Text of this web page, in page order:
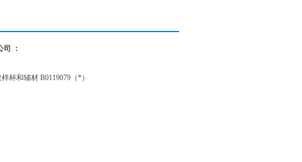
：
杯和辅材 B0119079（*）